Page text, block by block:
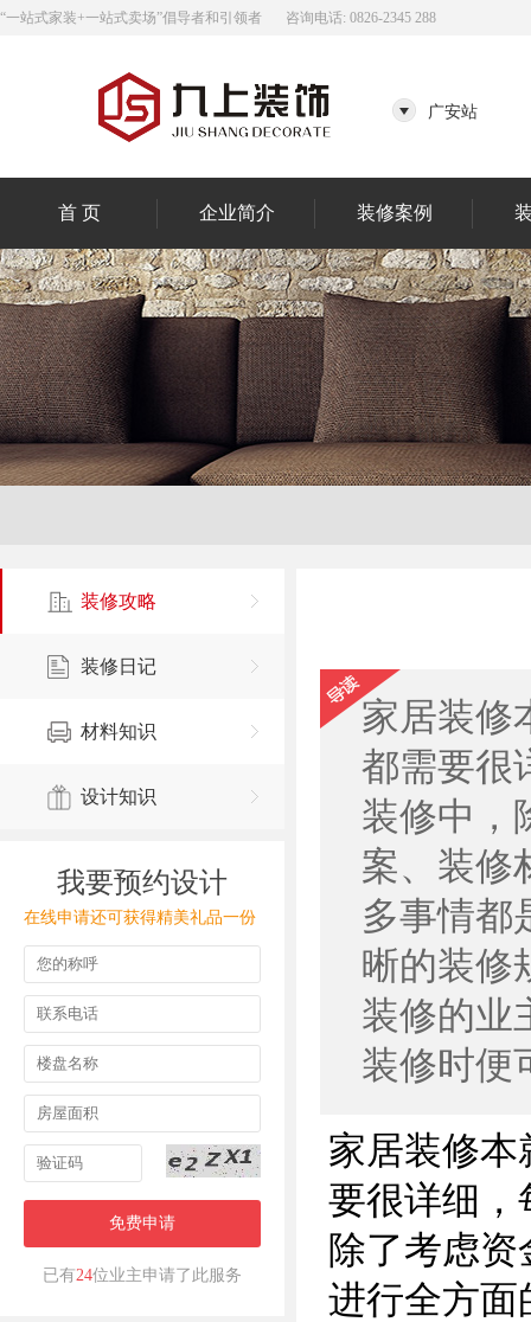
“一站式家装+一站式卖场”倡导者和引领者 咨询电话: 0826-2345 288
广安站
首 页 企业简介 装修案例
家居装修
都需要很
装修中，
案、装修
多事情都
晰的装修
装修的业
装修时便
家居装修本
要很详细，
除了考虑
进行全方面
装修攻略
装修日记
材料知识
设计知识
我要预约设计
在线申请还可获得精美礼品一份
免费申请
已有24位业主申请了此服务